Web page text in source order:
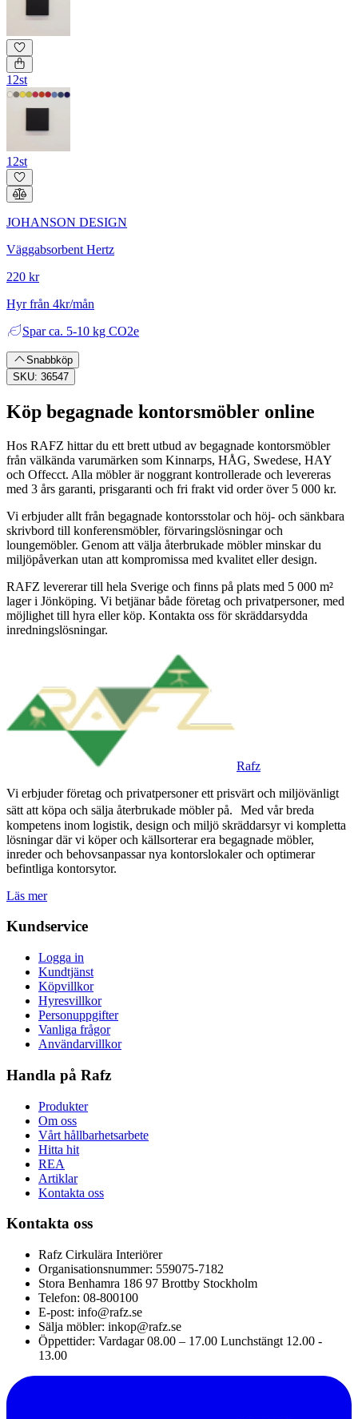
12st
12st
JOHANSON DESIGN
Väggabsorbent Hertz
220 kr
Hyr från 4kr/mån
Spar ca. 5-10 kg CO2e
Snabbköp
SKU: 36547
Köp begagnade kontorsmöbler online
Hos RAFZ hittar du ett brett utbud av begagnade kontorsmöbler
från välkända varumärken som Kinnarps, HÅG, Swedese, HAY
och Offecct. Alla möbler är noggrant kontrollerade och levereras
med 3 års garanti, prisgaranti och fri frakt vid order över 5 000 kr.
Vi erbjuder allt från begagnade kontorsstolar och höj- och sänkbara
skrivbord till konferensmöbler, förvaringslösningar och
loungemöbler. Genom att välja återbrukade möbler minskar du
miljöpåverkan utan att kompromissa med kvalitet eller design.
RAFZ levererar till hela Sverige och finns på plats med 5 000 m²
lager i Jönköping. Vi betjänar både företag och privatpersoner, med
möjlighet till hyra eller köp. Kontakta oss för skräddarsydda
inredningslösningar.
Rafz
Vi erbjuder företag och privatpersoner ett prisvärt och miljövänligt
sätt att köpa och sälja återbrukade möbler på. Med vår breda
kompetens inom logistik, design och miljö skräddarsyr vi kompletta
lösningar där vi köper och källsorterar era begagnade möbler,
inreder och behovsanpassar nya kontorslokaler och optimerar
befintliga kontorsytor.
Läs mer
Kundservice
Logga in
Kundtjänst
Köpvillkor
Hyresvillkor
Personuppgifter
Vanliga frågor
Användarvillkor
Handla på Rafz
Produkter
Om oss
Vårt hållbarhetsarbete
Hitta hit
REA
Artiklar
Kontakta oss
Kontakta oss
Rafz Cirkulära Interiörer
Organisationsnummer: 559075-7182
Stora Benhamra 186 97 Brottby Stockholm
Telefon: 08-800100
E-post: info@rafz.se
Sälja möbler: inkop@rafz.se
Öppettider: Vardagar 08.00 – 17.00 Lunchstängt 12.00 -
13.00